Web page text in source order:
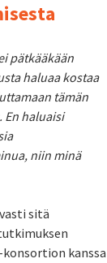
pätkääkään
haluaa kostaa
tämän
haluaisi
niin minä
sitä
kanssa